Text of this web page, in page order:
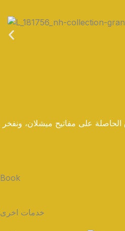
الحاصلة على مفاتيح ميشلان، ونفخر
Book
خدمات اخرى